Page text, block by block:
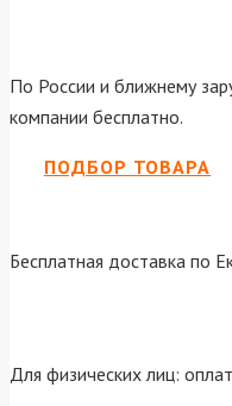
По России и ближнему
компании бесплатно.
ПОДБОР ТОВАРА
Бесплатная доставка по
Для физических лиц: